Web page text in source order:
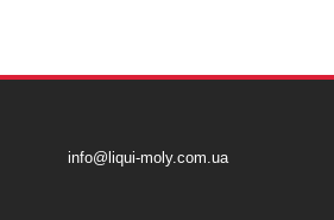
info@liqui-moly.com.ua